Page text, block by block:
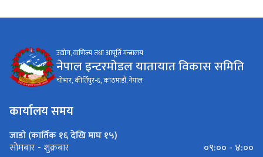
उद्योग, वाणिज्य तथा आपूर्ति मन्त्रालय
नेपाल इन्टरमोडल यातायात विकास समिति
चोभार, कीर्तिपुर-६, काठमाडौं, नेपाल
कार्यालय समय
जाडो (कार्तिक १६ देखि माघ १५)
सोमबार - शुक्रबार
०९:०० - ४:००